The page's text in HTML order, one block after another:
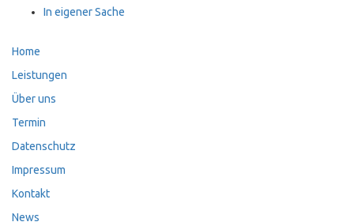
In eigener Sache
Home
Leistungen
Über uns
Termin
Datenschutz
Impressum
Kontakt
News